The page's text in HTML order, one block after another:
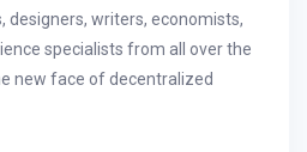
designers, writers, economists,
specialists from all over the
new face of decentralized